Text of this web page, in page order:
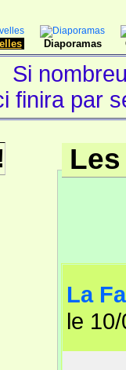
Diaporamas
Si
finira par
La
le